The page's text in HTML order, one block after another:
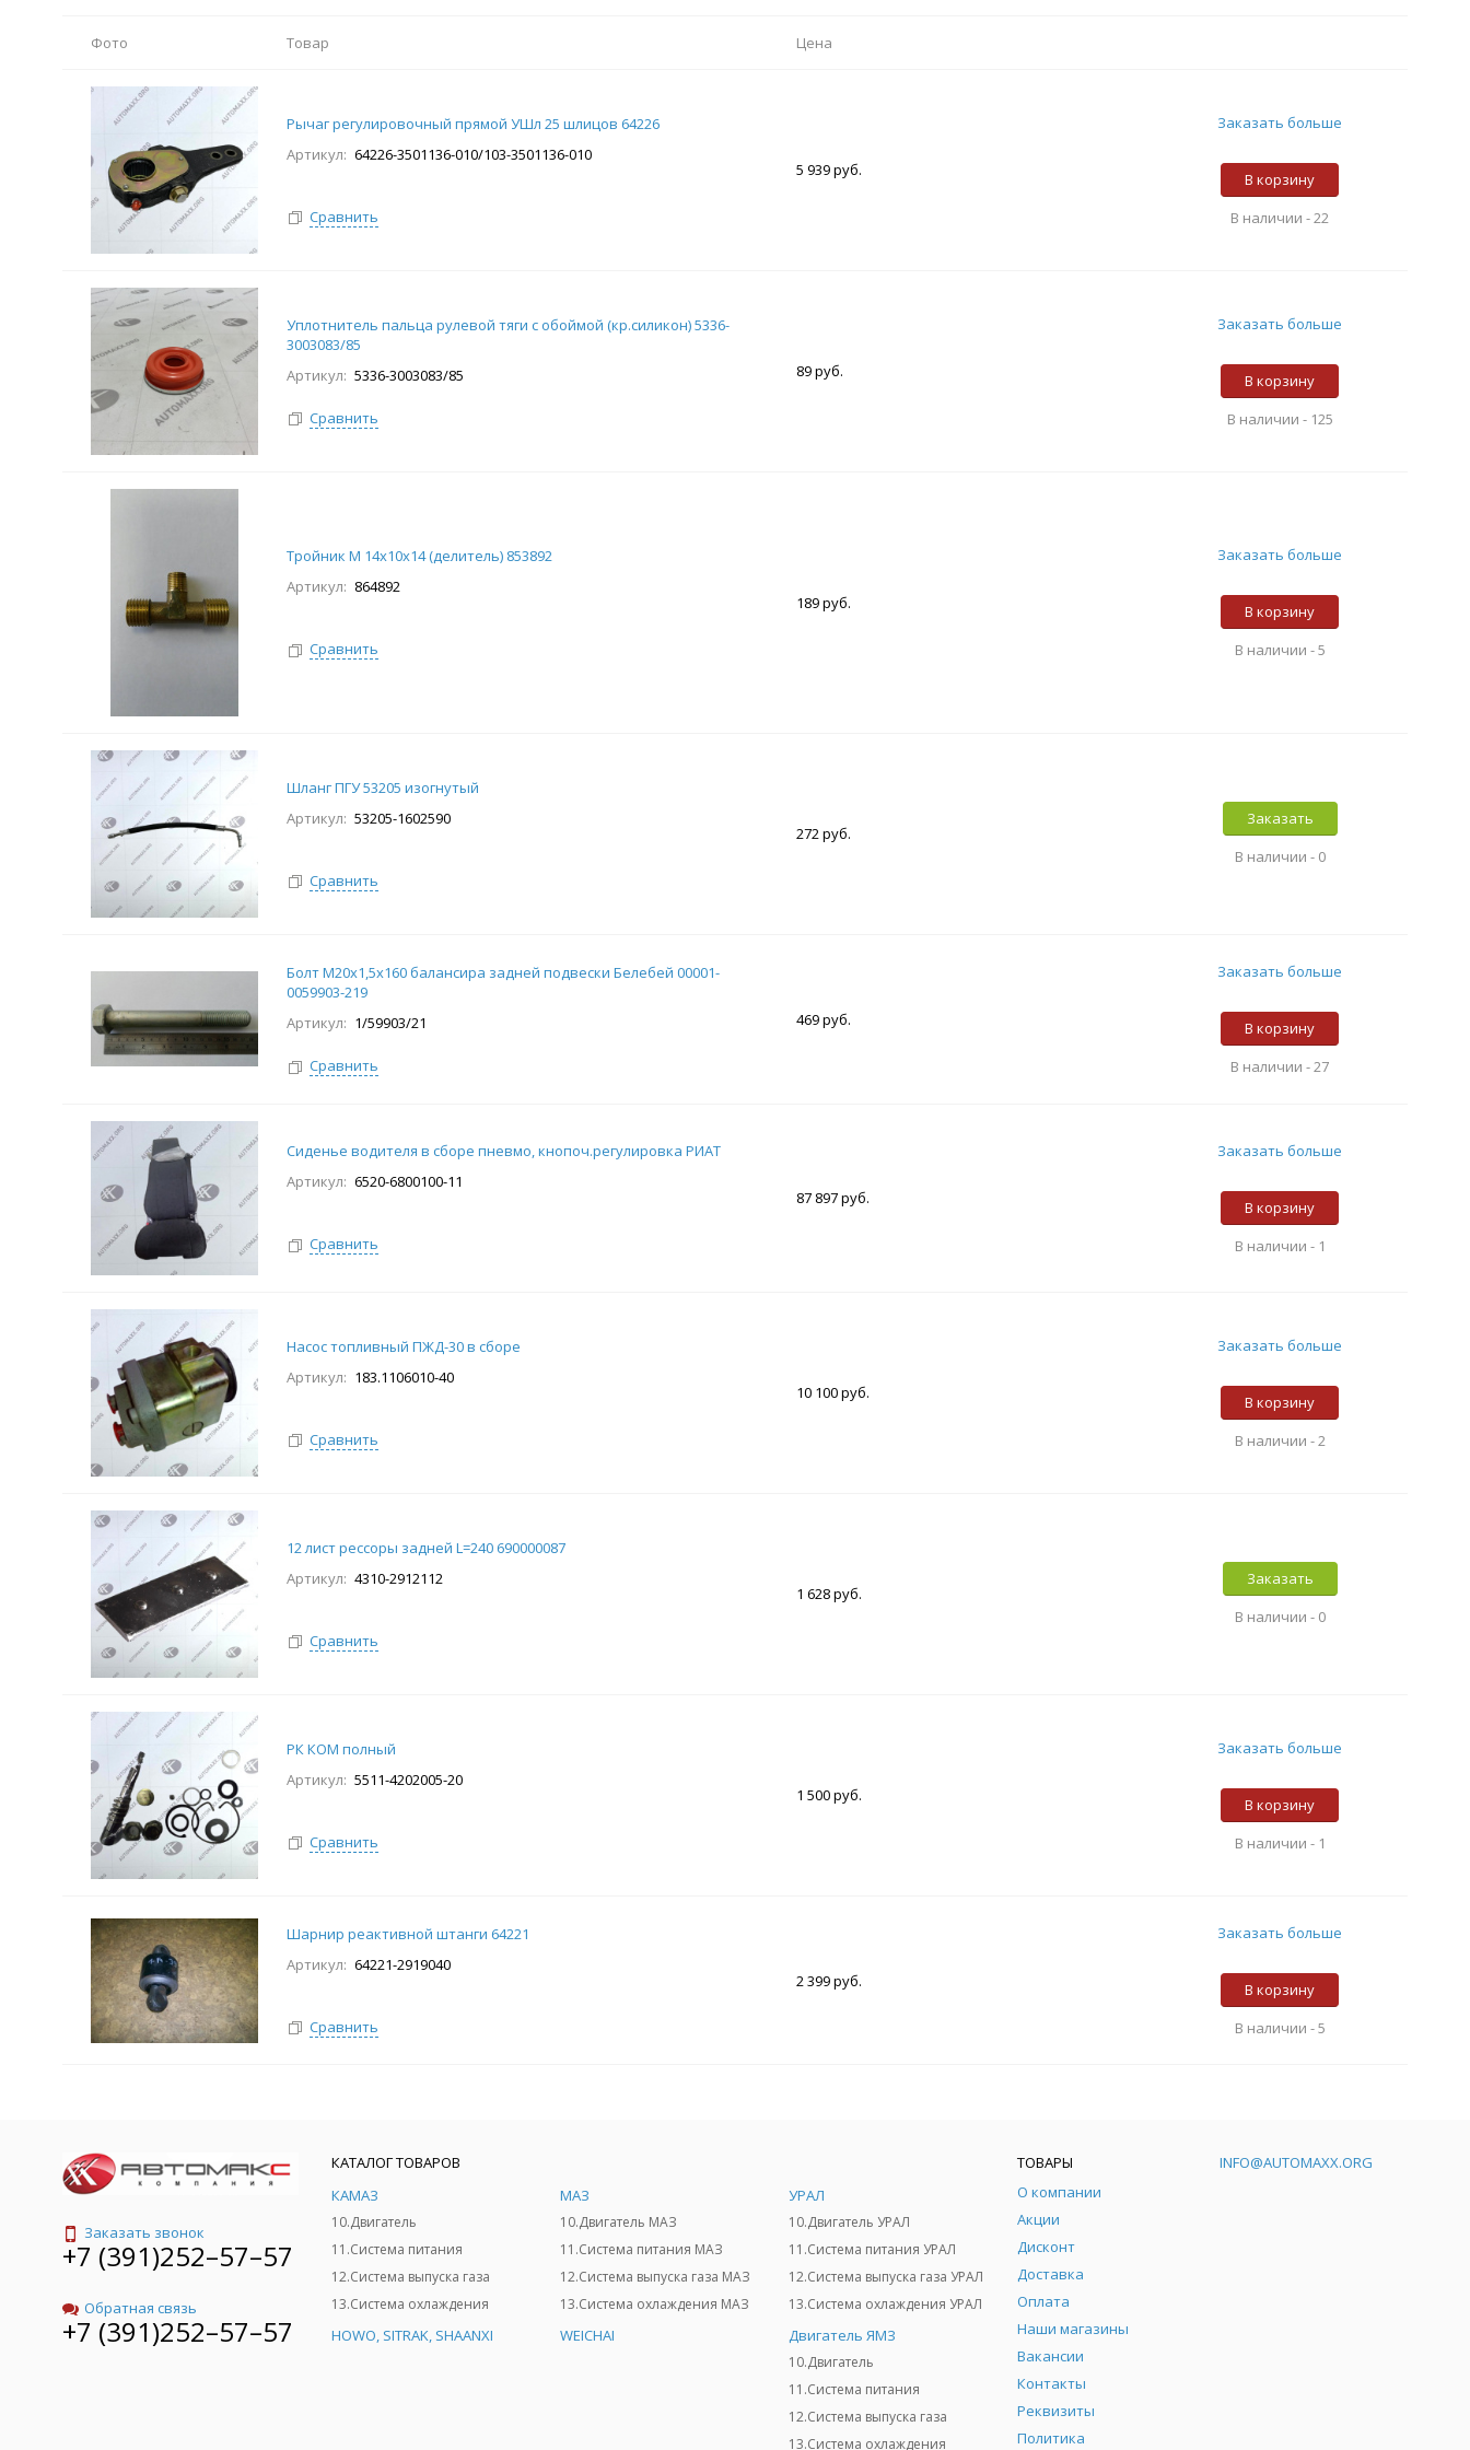
Фото Товар Цена
Рычаг регулировочный прямой УШл 25 шлицов 64226
Артикул: 64226-3501136-010/103-3501136-010
Сравнить
5 939 руб.
Заказать больше
В корзину
В наличии -22
Уплотнитель пальца рулевой тяги с обоймой (кр.силикон) 5336-
3003083/85
Артикул: 5336-3003083/85
Сравнить
89 руб.
Заказать больше
В корзину
В наличии - 125
Тройник М 14х10х14 (делитель) 853892
Артикул: 864892
Сравнить
189 руб.
Заказать больше
В корзину
В наличии -5
Шланг ПГУ 53205 изогнутый
Артикул: 53205-1602590
Сравнить
272 руб.
Заказать
В наличии - 0
Болт М20х1,5х160 балансира задней подвески Белебей 00001-
0059903-219
Артикул: 1/59903/21
Сравнить
469 руб.
Заказать больше
В корзину
В наличии -27
Сиденье водителя в сборе пневмо, кнопоч.регулировка РИАТ
Артикул: 6520-6800100-11
Сравнить
87 897 руб.
Заказать больше
В корзину
В наличии - 1
Насос топливный ПЖД-30 в сборе
Артикул: 183.1106010-40
Сравнить
10 100 руб.
Заказать больше
В корзину
В наличии -2
12 лист рессоры задней L=240 690000087
Артикул: 4310-2912112
Сравнить
1 628 руб.
Заказать
В наличии - 0
РК КОМ полный
Артикул: 5511-4202005-20
Сравнить
1 500 руб.
Заказать больше
В корзину
В наличии - 1
Шарнир реактивной штанги 64221
Артикул: 64221-2919040
Сравнить
2 399 руб.
Заказать больше
В корзину
В наличии -5
Заказать звонок
+7 (391)252–57–57
Обратная связь
+7 (391)252–57–57
КАТАЛОГ ТОВАРОВ
КАМАЗ
10.Двигатель
11.Система питания
12.Система выпуска газа
13.Система охлаждения
МАЗ
10.Двигатель МАЗ
11.Система питания МАЗ
12.Система выпуска газа МАЗ
13.Система охлаждения МАЗ
УРАЛ
10.Двигатель УРАЛ
11.Система питания УРАЛ
12.Система выпуска газа УРАЛ
13.Система охлаждения УРАЛ
HOWO, SITRAK, SHAANXI WEICHAI Двигатель ЯМЗ
10.Двигатель
11.Система питания
12.Система выпуска газа
13.Система охлаждения
ТОВАРЫ
О компании
Акции
Дисконт
Доставка
Оплата
Наши магазины
Вакансии
Контакты
Реквизиты
Политика
INFO@AUTOMAXX.ORG